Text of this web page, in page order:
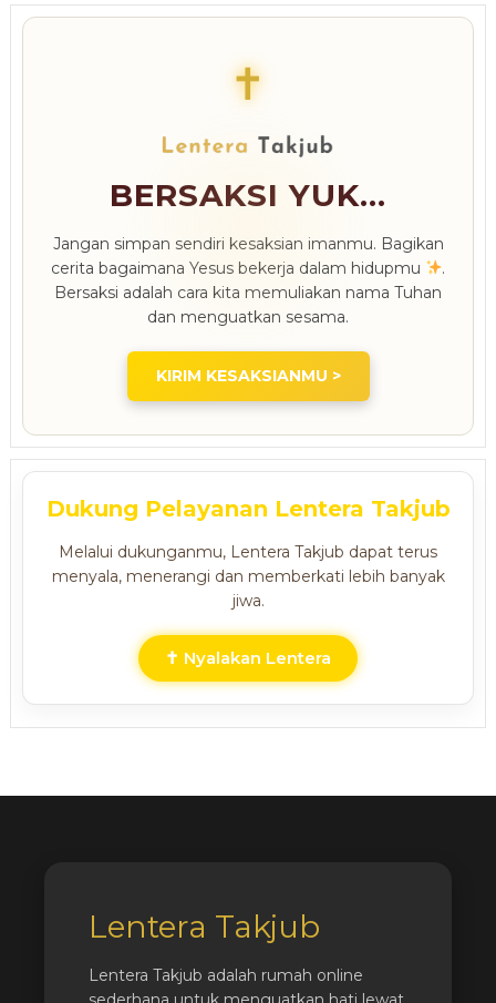
✝
BERSAKSI YUK...
Jangan simpan sendiri kesaksian imanmu. Bagikan
cerita bagaimana Yesus bekerja dalam hidupmu
.
Bersaksi adalah cara kita memuliakan nama Tuhan
dan menguatkan sesama.
KIRIM KESAKSIANMU >
Dukung Pelayanan Lentera Takjub
Melalui dukunganmu, Lentera Takjub dapat terus
menyala, menerangi dan memberkati lebih banyak
jiwa.
✝ Nyalakan Lentera
Lentera Takjub
Lentera Takjub adalah rumah online